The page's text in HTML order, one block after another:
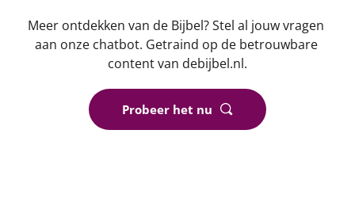
Meer ontdekken van de Bijbel? Stel al jouw vragen
aan onze chatbot. Getraind op de betrouwbare
content van debijbel.nl.
Probeer het nu